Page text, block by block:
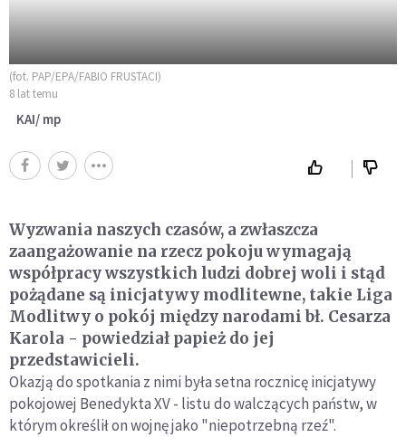
(fot. PAP/EPA/FABIO FRUSTACI)
8 lat temu
KAI/ mp
Wyzwania naszych czasów, a zwłaszcza
zaangażowanie na rzecz pokoju wymagają
współpracy wszystkich ludzi dobrej woli i stąd
pożądane są inicjatywy modlitewne, takie Liga
Modlitwy o pokój między narodami bł. Cesarza
Karola - powiedział papież do jej
przedstawicieli.
Okazją do spotkania z nimi była setna rocznicę inicjatywy
pokojowej Benedykta XV - listu do walczących państw, w
którym określił on wojnę jako "niepotrzebną rzeź".